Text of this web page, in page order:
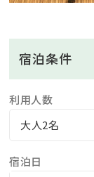
食膳酒にはじま
にお出しいたします
■ご朝食■
干物や板前さん
宿泊条件
利用人数
大人2名
宿泊日